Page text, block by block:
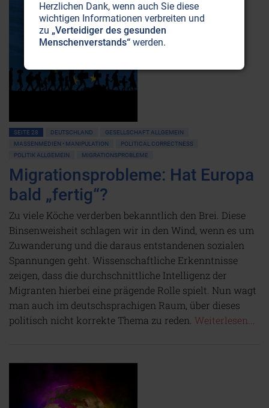
SEITE 28 DEUTSCHLAND
GESELLSCHAFT ALLGEMEIN
MASSENMEDIEN • MANIPULATION
POLITICAL CORRECTNESS
POLITIK ALLGEMEIN
MIGRATIONSPROBLEME
Migrationsprobleme: Hat Europa
bald „fertig“?
Zu viele Köche verderben bekanntlich den Brei. Diese
Binsenweisheit schlagen wir in den Wind, wenn es um
Zuwanderung und die daraus entstandenen sozialen
Spannungen geht. Wissenschaftliche Erkenntnisse
zeigen, dass die durchschnittliche Intelligenz der
Migranten hierbei eine prägende Rolle spielt. Nun wagt
man auch im deutschsprachigen Raum, über dieses
politisch nicht korrekte Thema zu reden. Weiterlesen...
Herzlichen Dank, wenn auch Sie diese
wichtigen Informationen verbreiten und
zu „Verteidiger des gesunden
Menschenverstands“ werden.